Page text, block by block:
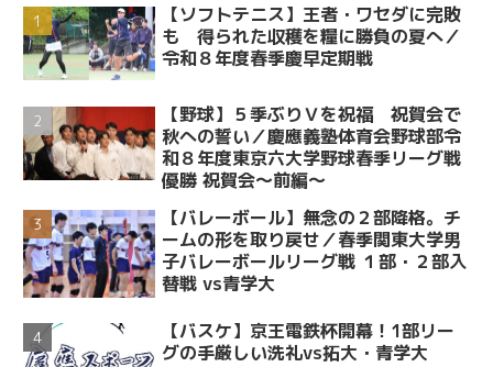
【ソフトテニス】王者・ワセダに完敗
も 得られた収穫を糧に勝負の夏へ／
令和８年度春季慶早定期戦
【野球】５季ぶりＶを祝福 祝賀会で
秋への誓い／慶應義塾体育会野球部令
和８年度東京六大学野球春季リーグ戦
優勝 祝賀会～前編～
【バレーボール】無念の２部降格。チ
ームの形を取り戻せ／春季関東大学男
子バレーボールリーグ戦 １部・２部入
替戦 vs青学大
【バスケ】京王電鉄杯開幕！1部リー
グの手厳しい洗礼vs拓大・青学大